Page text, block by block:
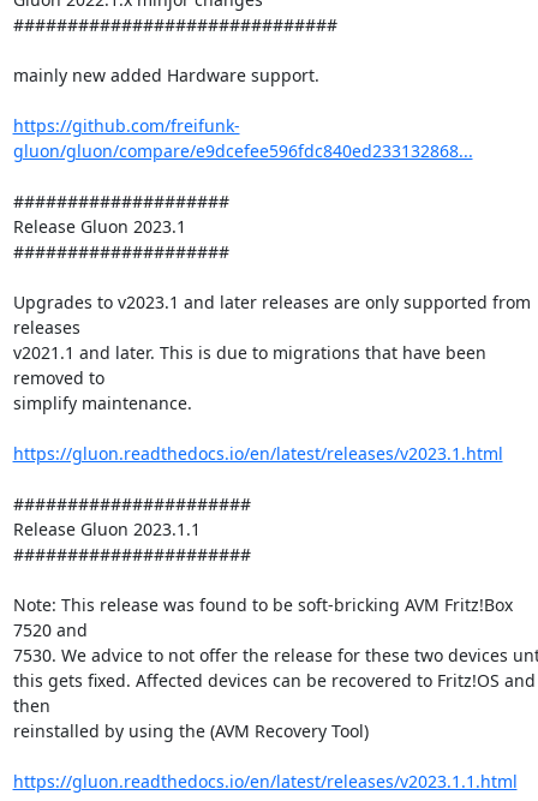
##############################
mainly new added Hardware support.
https://github.com/freifunk-
gluon/gluon/compare/e9dcefee596fdc840ed233132868...
####################
Release Gluon 2023.1
####################
Upgrades to v2023.1 and later releases are only supported from
releases
v2021.1 and later. This is due to migrations that have been
removed to
simplify maintenance.
https://gluon.readthedocs.io/en/latest/releases/v2023.1.html
######################
Release Gluon 2023.1.1
######################
Note: This release was found to be soft-bricking AVM Fritz!Box
7520 and
7530. We advice to not offer the release for these two devices
this gets fixed. Affected devices can be recovered to Fritz!OS and
then
reinstalled by using the (AVM Recovery Tool)
https://gluon.readthedocs.io/en/latest/releases/v2023.1.1.html